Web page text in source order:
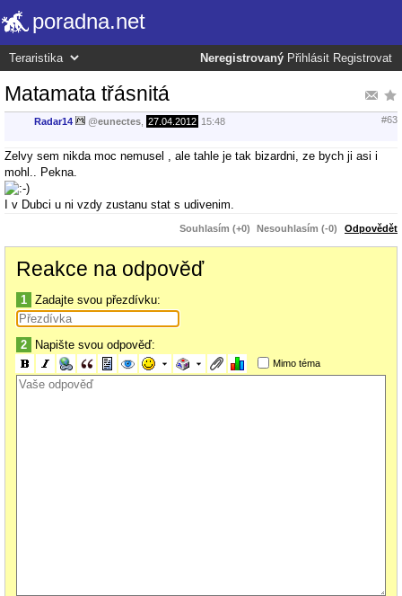
poradna.net
Neregistrovaný Přihlásit Registrovat
Matamata třásnitá
Radar14 @eunectes 27.04.2012 15:48 #63
Zelvy sem nikda moc nemusel , ale tahle je tak bizardni, ze bych ji asi i
mohl.. Pekna.
I v Dubci u ni vzdy zustanu stat s udivenim.
Souhlasím (+0) Nesouhlasím (-0) Odpovědět
Reakce na odpověď
1 Zadajte svou přezdívku:
2 Napište svou odpověď:
Mimo téma